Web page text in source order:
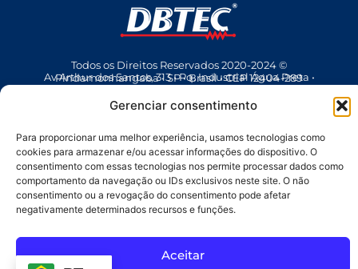
Gerenciar consentimento
Para proporcionar uma melhor experiência, usamos tecnologias como
cookies para armazenar e/ou acessar informações do dispositivo. O
consentimento com essas tecnologias nos permite processar dados como
comportamento da navegação ou IDs exclusivos neste site. O não
consentimento ou a revogação do consentimento pode afetar
negativamente determinados recursos e funções.
Aceitar
Todos os Direitos Reservados 2020-2024 ©
Av Arthur dos Santos, 313 • Pq. Industrial Água Preta • Pindamonhangaba • SP • Brasil • CEP 12404-289